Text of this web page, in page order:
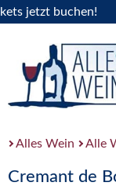
jetzt buchen!
Alles Wein Alle
Cremant de